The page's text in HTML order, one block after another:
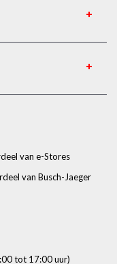
van e-Stores
van Busch-Jaeger
tot 17:00 uur)